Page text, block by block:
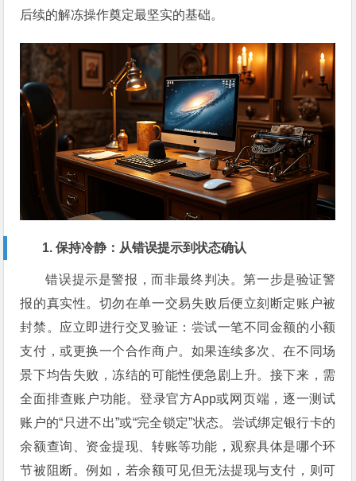
后续的解冻操作奠定最坚实的基础。
1. 保持冷静：从错误提示到状态确认
错误提示是警报，而非最终判决。第一步是验证警
报的真实性。切勿在单一交易失败后便立刻断定账户被
封禁。应立即进行交叉验证：尝试一笔不同金额的小额
支付，或更换一个合作商户。如果连续多次、在不同场
景下均告失败，冻结的可能性便急剧上升。接下来，需
全面排查账户功能。登录官方App或网页端，逐一测试
账户的“只进不出”或“完全锁定”状态。尝试绑定银行卡的
余额查询、资金提现、转账等功能，观察具体是哪个环
节被阻断。例如，若余额可见但无法提现与支付，则可